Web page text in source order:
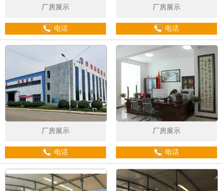
厂房展示
电话
厂房展示
电话
厂房展示
电话
厂房展示
电话